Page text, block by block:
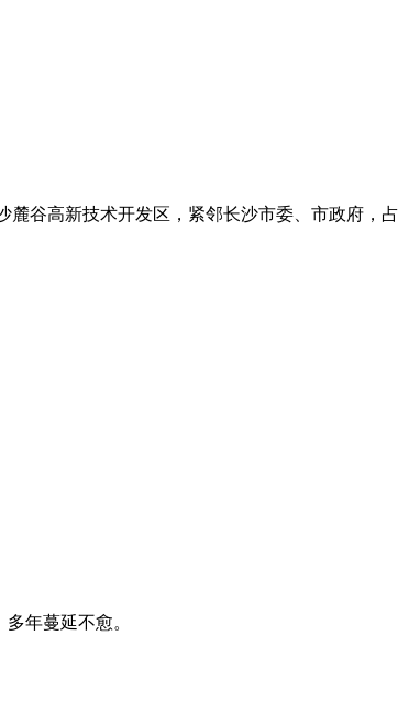
谷高新技术开发区，紧邻长沙市委、市政府，
年蔓延不愈。